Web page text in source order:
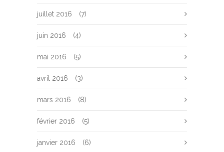
juillet 2016 (7)
juin 2016 (4)
mai 2016 (5)
avril 2016 (3)
mars 2016 (8)
février 2016 (5)
janvier 2016 (6)